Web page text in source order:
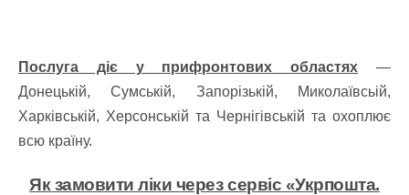
Послуга діє у прифронтових областях —
Донецькій, Сумській, Запорізькій, Миколаївсьій,
Харківській, Херсонській та Чернігівській та охоплює
всю країну.
Як замовити ліки через сервіс «Укрпошта.